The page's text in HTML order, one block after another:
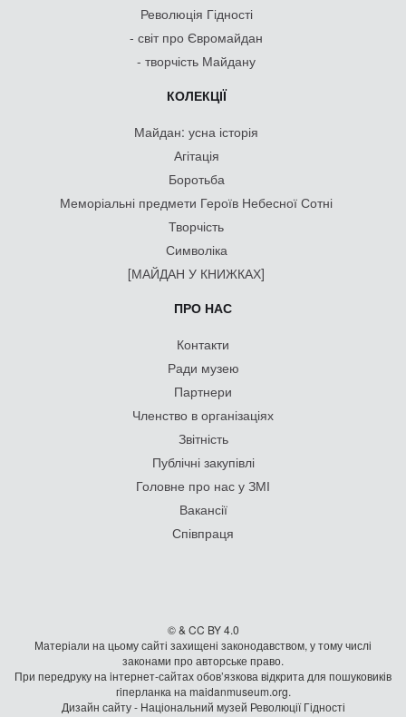
Революція Гідності
- світ про Євромайдан
- творчість Майдану
КОЛЕКЦІЇ
Майдан: усна історія
Агітація
Боротьба
Меморіальні предмети Героїв Небесної Сотні
Творчість
Символіка
[МАЙДАН У КНИЖКАХ]
ПРО НАС
Контакти
Ради музею
Партнери
Членство в організаціях
Звітність
Публічні закупівлі
Головне про нас у ЗМІ
Вакансії
Співпраця
© & CC BY 4.0
Матеріали на цьому сайті захищені законодавством, у тому числі
законами про авторське право.
При передруку на iнтернет-сайтах обов’язкова відкрита для пошуковиків
гiперланка на maidanmuseum.org.
Дизайн сайту - Національний музей Революції Гідності